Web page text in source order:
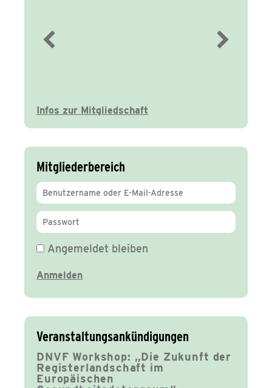
Infos zur Mitgliedschaft
Mitgliederbereich
Angemeldet bleiben
Veranstaltungsankündigungen
DNVF Workshop: „Die Zukunft der
Registerlandschaft im
Europäischen